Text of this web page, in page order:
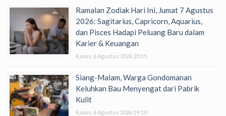
Ramalan Zodiak Hari Ini, Jumat 7 Agustus
2026: Sagitarius, Capricorn, Aquarius,
dan Pisces Hadapi Peluang Baru dalam
Karier & Keuangan
Kamis, 6 Agustus 2026 20:15
Siang-Malam, Warga Gondomanan
Keluhkan Bau Menyengat dari Pabrik
Kulit
Kamis, 6 Agustus 2026 19:10